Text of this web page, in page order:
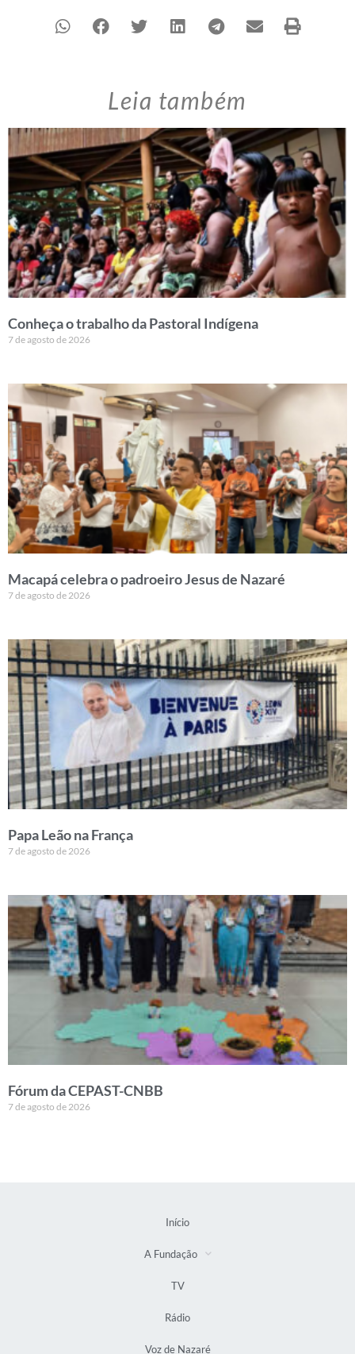
Leia também
Conheça o trabalho da Pastoral Indígena
7 de agosto de 2026
Macapá celebra o padroeiro Jesus de Nazaré
7 de agosto de 2026
Papa Leão na França
7 de agosto de 2026
Fórum da CEPAST-CNBB
7 de agosto de 2026
Início
A Fundação
TV
Rádio
Voz de Nazaré